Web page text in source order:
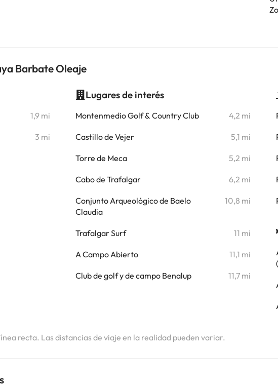
Barbate Oleaje
1,9 mi
3 mi
Lugares de interés
Montenmedio Golf & Country Club 4,2 mi
Castillo de Vejer 5,1 mi
Torre de Meca 5,2 mi
Cabo de Trafalgar 6,2 mi
Conjunto Arqueológico de Baelo
Claudia
10,8 mi
Trafalgar Surf 11 mi
A Campo Abierto 11,1 mi
Club de golf y de campo Benalup 11,7 mi
recta. Las distancias de viaje en la realidad pueden variar.